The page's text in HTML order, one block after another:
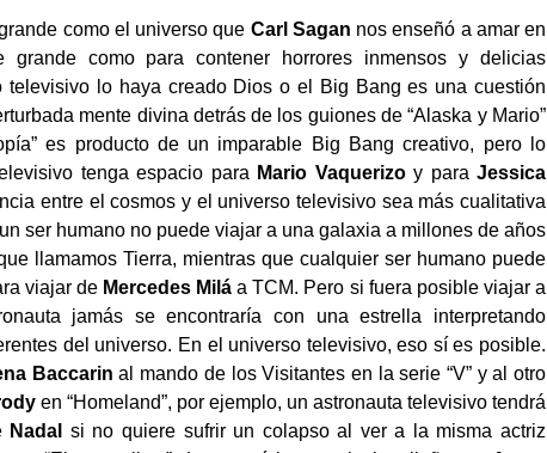
como el universo que Carl Sagan nos enseñó a amar en
grande como para contener horrores inmensos y delicias
televisivo lo haya creado Dios o el Big Bang es una cuestión
mente divina detrás de los guiones de “Alaska y Mario”
es producto de un imparable Big Bang creativo, pero lo
tenga espacio para Mario Vaquerizoy paraJessica
entre el cosmos y el universo televisivo sea más cualitativa
ser humano no puede viajar a una galaxia a millones de años
llamamos Tierra, mientras que cualquier ser humano puede
viajar de Mercedes Milá a TCM. Pero si fuera posible viajar a
jamás se encontraría con una estrella interpretando
del universo. En el universo televisivo, eso sí es posible.
Baccarin al mando de los Visitantes en la serie “V” y al otro
en “Homeland”, por ejemplo, un astronauta televisivo tendrá
Nadal si no quiere sufrir un colapso al ver a la misma actriz